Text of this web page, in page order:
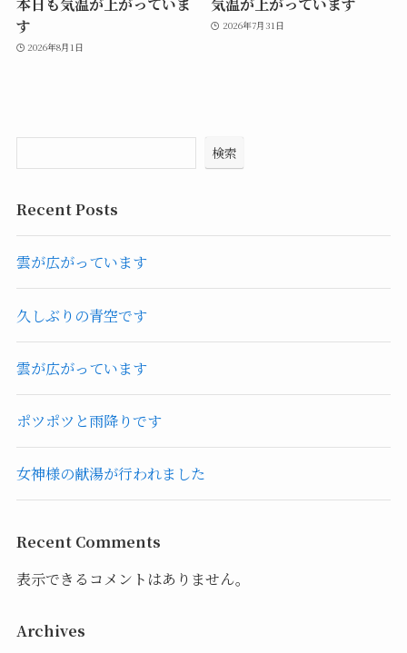
す
2026年8月1日
2026年7月31日
検索
Recent Posts
雲が広がっています
久しぶりの青空です
雲が広がっています
ポツポツと雨降りです
女神様の献湯が行われました
Recent Comments
表示できるコメントはありません。
Archives